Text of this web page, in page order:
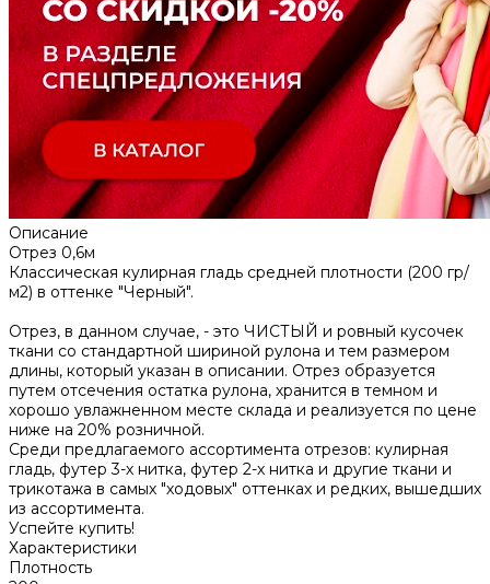
Описание
Отрез 0,6м
Классическая кулирная гладь средней плотности (200 гр/
м2) в оттенке "Черный".
Отрез, в данном случае, - это ЧИСТЫЙ и ровный кусочек
ткани со стандартной шириной рулона и тем размером
длины, который указан в описании. Отрез образуется
путем отсечения остатка рулона, хранится в темном и
хорошо увлажненном месте склада и реализуется по цене
ниже на 20% розничной.
Среди предлагаемого ассортимента отрезов: кулирная
гладь, футер 3-х нитка, футер 2-х нитка и другие ткани и
трикотажа в самых "ходовых" оттенках и редких, вышедших
из ассортимента.
Успейте купить!
Характеристики
Плотность